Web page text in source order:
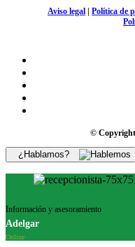
Aviso legal | Política de
© Copyright
¿Hablamos?
Información y asesoramiento
Adelgar
Online